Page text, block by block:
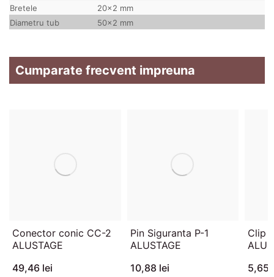
Bretele
20x2 mm
Diametru tub
50x2 mm
Cumparate frecvent impreuna
Conector conic CC-2
ALUSTAGE
49,46 lei
Pin Siguranta P-1
ALUSTAGE
10,88 lei
Clip
5,65